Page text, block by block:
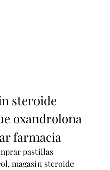
steroide
oxandrolona
farmacia
pastillas
magasin steroide